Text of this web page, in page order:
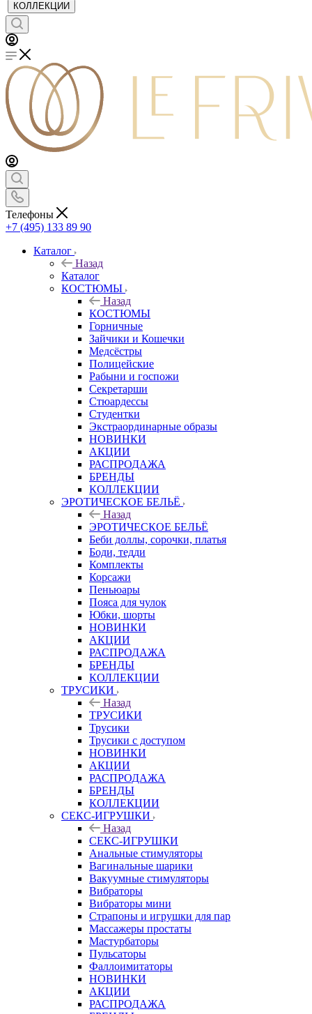
КОЛЛЕКЦИИ
Телефоны
+7 (495) 133 89 90
Каталог
Назад
Каталог
КОСТЮМЫ
Назад
КОСТЮМЫ
Горничные
Зайчики и Кошечки
Медсёстры
Полицейские
Рабыни и госпожи
Секретарши
Стюардессы
Студентки
Экстраординарные образы
НОВИНКИ
АКЦИИ
РАСПРОДАЖА
БРЕНДЫ
КОЛЛЕКЦИИ
ЭРОТИЧЕСКОЕ БЕЛЬЁ
Назад
ЭРОТИЧЕСКОЕ БЕЛЬЁ
Беби доллы, сорочки, платья
Боди, тедди
Комплекты
Корсажи
Пеньюары
Пояса для чулок
Юбки, шорты
НОВИНКИ
АКЦИИ
РАСПРОДАЖА
БРЕНДЫ
КОЛЛЕКЦИИ
ТРУСИКИ
Назад
ТРУСИКИ
Трусики
Трусики с доступом
НОВИНКИ
АКЦИИ
РАСПРОДАЖА
БРЕНДЫ
КОЛЛЕКЦИИ
СЕКС-ИГРУШКИ
Назад
СЕКС-ИГРУШКИ
Анальные стимуляторы
Вагинальные шарики
Вакуумные стимуляторы
Вибраторы
Вибраторы мини
Страпоны и игрушки для пар
Массажеры простаты
Мастурбаторы
Пульсаторы
Фаллоимитаторы
НОВИНКИ
АКЦИИ
РАСПРОДАЖА